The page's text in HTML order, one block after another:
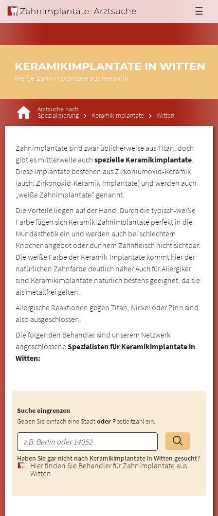
'; }else{ echo ' '; } ?> ☰
KERAMIKIMPLANTATE IN WITTEN
Weiße Zahnimplantate aus Keramik
Arztsuche nach
Spezialisierung Keramikimplantate Witten
Zahnimplantate sind zwar üblicherweise aus Titan, doch
gibt es mittlerweile auchspezielle Keramikimplantate
Diese Implantate bestehen aus Zirkoniumoxid-Keramik
(auch: Zirkonoxid-Keramik-Implantate) und werden auch
„weiße Zahnimplantate“ genannt.
Die Vorteile liegen auf der Hand: Durch die typisch-weiße
Farbe fügen sich Keramik-Zahnimplantate perfekt in die
Mundästhetik ein und werden auch bei schlechtem
Knochenangebot oder dünnem Zahnfleisch nicht sichtbar.
Die weiße Farbe der Keramik-Implantate kommt hier der
natürlichen Zahnfarbe deutlich näher.Auch für Allergiker
sind Keramikimplantate natürlich bestens geeignet, da sie
als metallfrei gelten.
Allergische Reaktionen gegen Titan, Nickel oder Zinn sind
also ausgeschlossen.
Die folgenden Behandler sind unserem Netzwerk
angeschlosseneSpezialisten für Keramikimplantate in
Witten:
Suche eingrenzen
Geben Sie einfach eine Stadtoder Postleitzahl ein.
Haben Sie gar nicht nach Keramikimplantate in Witten gesucht?
Hier finden Sie Behandler für Zahnimplantate aus
Witten